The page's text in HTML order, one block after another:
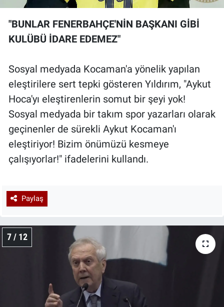
"BUNLAR FENERBAHÇE'NİN BAŞKANI GİBİ
KULÜBÜ İDARE EDEMEZ"
Sosyal medyada Kocaman'a yönelik yapılan
eleştirilere sert tepki gösteren Yıldırım, "Aykut
Hoca'yı eleştirenlerin somut bir şeyi yok!
Sosyal medyada bir takım spor yazarları olarak
geçinenler de sürekli Aykut Kocaman'ı
eleştiriyor! Bizim önümüzü kesmeye
çalışıyorlar!" ifadelerini kullandı.
Paylaş
7 / 12